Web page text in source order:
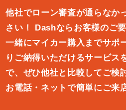
他社でローン審査が通らなか
さい！
Dashならお客様のご
一緒にマイカー購入ま でサポ
りご納得いただけるサービス
で、ぜひ他社と比較してご検
お電話・ネットで簡単にご来